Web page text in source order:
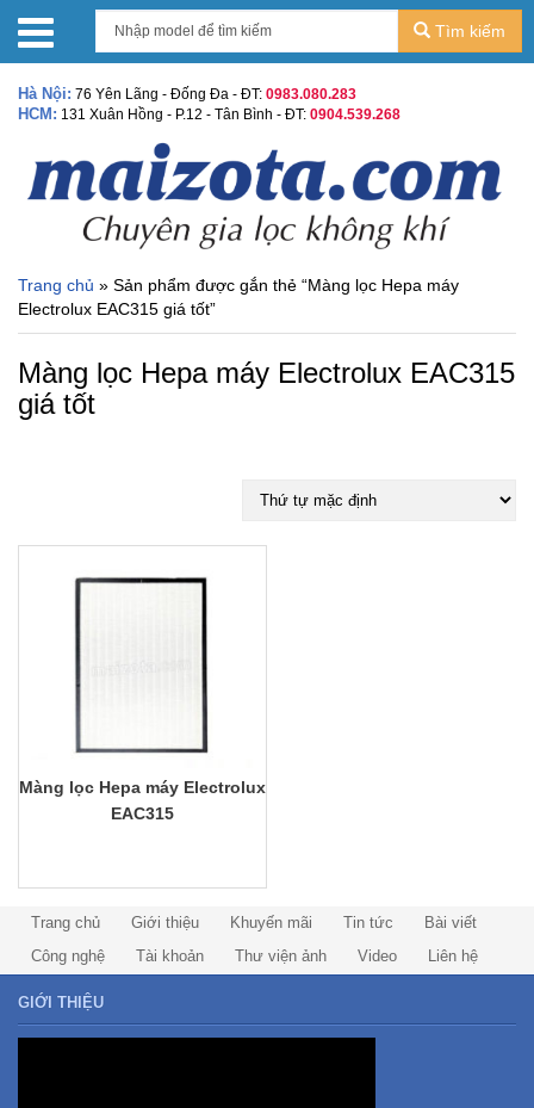
Tìm kiếm
Hà Nội: 76 Yên Lãng - Đống Đa - ĐT: 0983.080.283
HCM: 131 Xuân Hồng - P.12 - Tân Bình - ĐT: 0904.539.268
Trang chủ » Sản phẩm được gắn thẻ “Màng lọc Hepa máy
Electrolux EAC315 giá tốt”
Màng lọc Hepa máy Electrolux EAC315
giá tốt
Màng lọc Hepa máy Electrolux
EAC315
Trang chủ Giới thiệu Khuyến mãi Tin tức
Bài viết
Công nghệ
Tài khoản Thư viện ảnh Video Liên hệ
GIỚI THIỆU